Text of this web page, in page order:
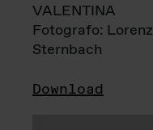
VALENTINA
Fotografo: Lorenz
Sternbach
Download